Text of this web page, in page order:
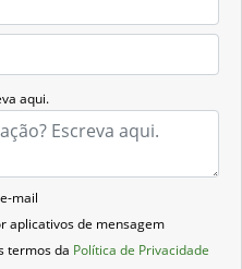
aqui.
mail
aplicativos de mensagem
termos da Política de Privacidade